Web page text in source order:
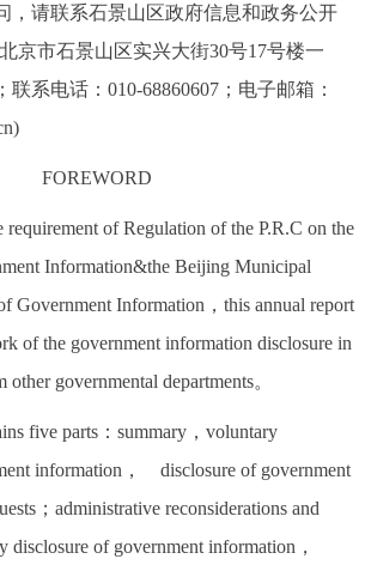
办 我要咨询 我要建议
한국어 日本語
FRANÇAIS РУССКИЙ ЯЗЫК
，请联系石景山区政府信息和政务公开
京市石景山区实兴大街30号17号楼一
联系电话：010-68860607；电子邮箱：
FOREWORD
of Regulation of the P.R.C on the
Information&the Beijing Municipal
Government Information，this annual report
of the government information disclosure in
other governmental departments。
five parts：summary，voluntary
information， disclosure of government
；administrative reconsiderations and
disclosure of government information，